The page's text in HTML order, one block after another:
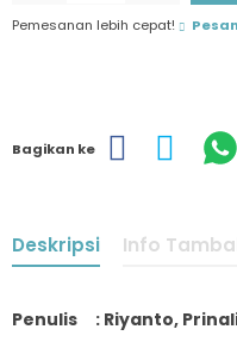
Pemesanan lebih cepat!
Bagikan ke
Deskripsi Info
Penulis : Riyanto,